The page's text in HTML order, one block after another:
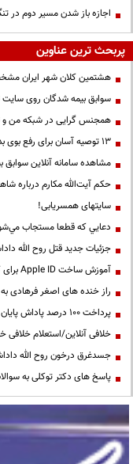
اجازه باز شدن مسیر دوم در
پربحث ترین عناوین
هشتمین کلان شهر ایران
سوابق بیمه شدگان روی سایت
همجنس گرایی در شبکه من و
13 توصیه آسان برای رفع بوی بد دهان
مشاهده سامانه آنلاين سوابق
حكم آيت‌الله مكارم درباره
سایتهای همسریابی!
دعايي كه قطعا مستجاب
جزئیات جدید قتل روح الله
آموزش ساخت Apple ID برای کاربران ایرانی
راز خنده های اصغر فرهادی
پرداخت ۱۰۰ درصد پاداش پایان خدمت فرهنگیان
خلافی آنلاین/استعلام خلافی
جسدغرق درخون روح الله
پاسخ های دکتر توکلی به